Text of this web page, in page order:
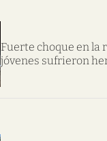
Fuerte choque en la
jóvenes sufrieron